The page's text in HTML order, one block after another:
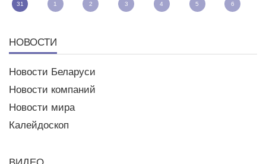
31 1 2 3 4 5 6
НОВОСТИ
Новости Беларуси
Новости компаний
Новости мира
Калейдоскоп